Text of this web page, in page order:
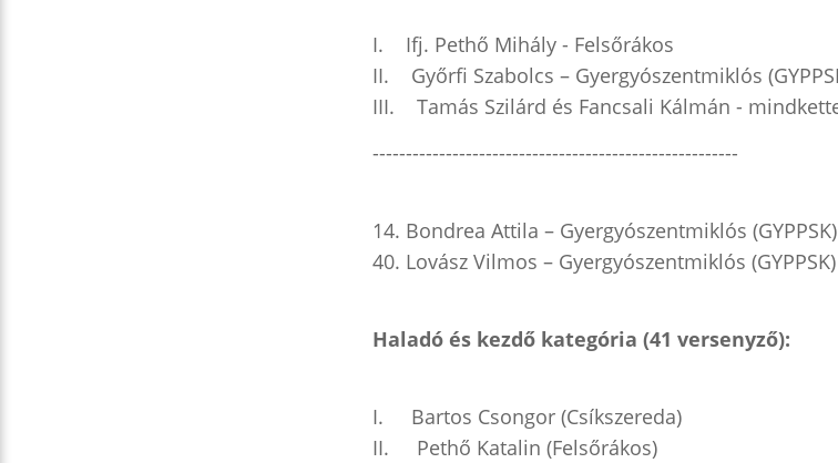
I. Ifj. Pethő Mihály - Felsőrákos
II. Győrfi Szabolcs – Gyergyószentmiklós
III. Tamás Szilárd és Fancsali Kálmán -
-------------------------------------------------------
14. Bondrea Attila – Gyergyószentmiklós (GYPPSK)
40. Lovász Vilmos – Gyergyószentmiklós (GYPPSK)
Haladó és kezdő kategória (41 versenyző):
I. Bartos Csongor (Csíkszereda)
II. Pethő Katalin (Felsőrákos)